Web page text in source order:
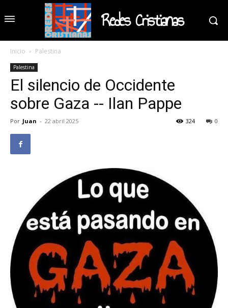
Redes Cristianas
Inicio Palestina
Palestina
El silencio de Occidente
sobre Gaza -- Ilan Pappe
Por Juan - 22 abril 2025 0
324